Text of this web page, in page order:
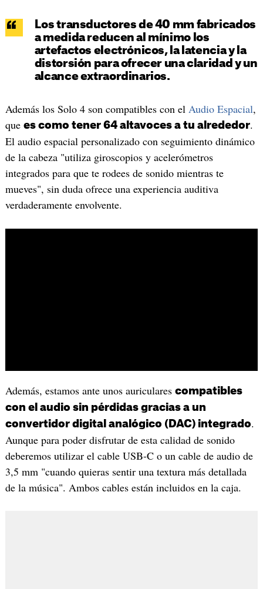
Los transductores de 40 mm fabricados
a medida reducen al mínimo los
artefactos electrónicos, la latencia y la
distorsión para ofrecer una claridad y un
alcance extraordinarios.
Además los Solo 4 son compatibles con el Audio Espacial,
que es como tener 64 altavoces a tu alrededor.
El audio espacial personalizado con seguimiento dinámico
de la cabeza "utiliza giroscopios y acelerómetros
integrados para que te rodees de sonido mientras te
mueves", sin duda ofrece una experiencia auditiva
verdaderamente envolvente.
Además, estamos ante unos auriculares compatibles
con el audio sin pérdidas gracias a un
convertidor digital analógico (DAC) integrado.
Aunque para poder disfrutar de esta calidad de sonido
deberemos utilizar el cable USB-C o un cable de audio de
3,5 mm "cuando quieras sentir una textura más detallada
de la música". Ambos cables están incluidos en la caja.